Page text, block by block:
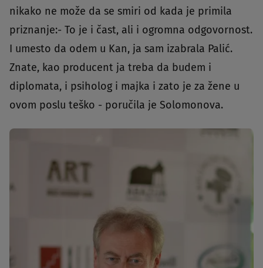
nikako ne može da se smiri od kada je primila
priznanje:- To je i čast, ali i ogromna odgovornost.
I umesto da odem u Kan, ja sam izabrala Palić.
Znate, kao producent ja treba da budem i
diplomata, i psiholog i majka i zato je za žene u
ovom poslu teško - poručila je Solomonova.